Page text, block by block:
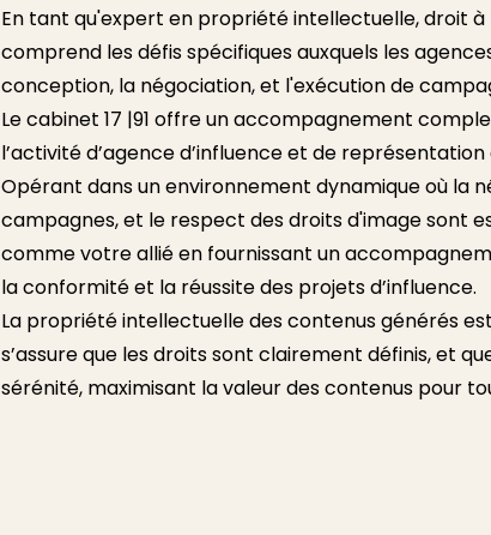
En tant qu'expert en propriété intellectuelle, droit à
comprend les défis spécifiques auxquels les
conception, la négociation, et l'exécution de
Le cabinet 17 |91 offre un accompagnement
l’activité d’agence d’influence et de représentation
Opérant dans un environnement dynamique où la
campagnes, et le respect des droits d'image sont
comme votre allié en fournissant un
la conformité et la réussite des projets d’influence.
La propriété intellectuelle des contenus générés
s’assure que les droits sont clairement définis, et
sérénité, maximisant la valeur des contenus pour